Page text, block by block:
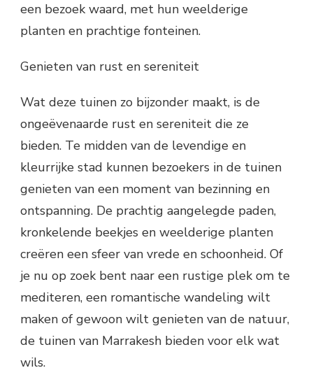
een bezoek waard, met hun weelderige
planten en prachtige fonteinen.
Genieten van rust en sereniteit
Wat deze tuinen zo bijzonder maakt, is de
ongeëvenaarde rust en sereniteit die ze
bieden. Te midden van de levendige en
kleurrijke stad kunnen bezoekers in de tuinen
genieten van een moment van bezinning en
ontspanning. De prachtig aangelegde paden,
kronkelende beekjes en weelderige planten
creëren een sfeer van vrede en schoonheid. Of
je nu op zoek bent naar een rustige plek om te
mediteren, een romantische wandeling wilt
maken of gewoon wilt genieten van de natuur,
de tuinen van Marrakesh bieden voor elk wat
wils.